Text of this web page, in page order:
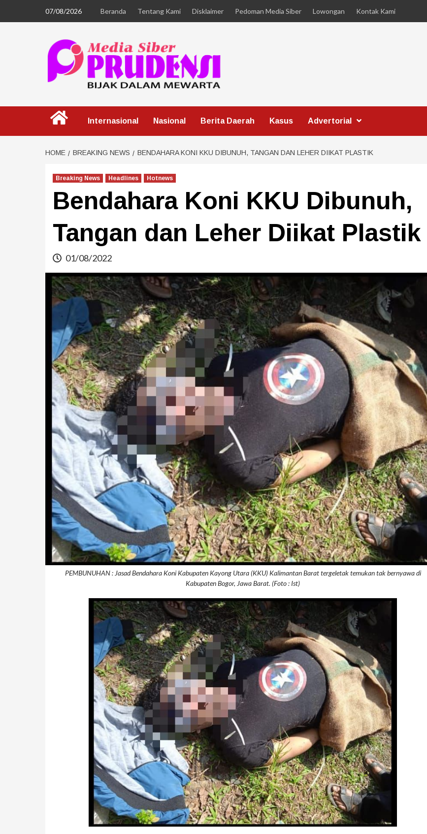
07/08/2026 Beranda Tentang Kami Disklaimer Pedoman Media Siber Lowongan Kontak Kami
Internasional Nasional Berita Daerah Kasus Advertorial
HOME BREAKING NEWS BENDAHARA KONI KKU DIBUNUH, TANGAN DAN LEHER DIIKAT PLASTIK
Breaking News Headlines Hotnews
Bendahara Koni KKU Dibunuh,
Tangan dan Leher Diikat Plastik
01/08/2022
PEMBUNUHAN : Jasad Bendahara Koni Kabupaten Kayong Utara (KKU) Kalimantan Barat tergeletak temukan tak bernyawa di
Kabupaten Bogor, Jawa Barat. (Foto : Ist)